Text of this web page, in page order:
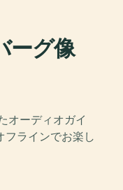
ーグ像
オーディオガイ
フラインでお楽し